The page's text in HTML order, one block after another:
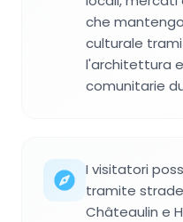
che
culturale
l'architettura
comunitarie
I visitatori
tramite
Châteaulin e